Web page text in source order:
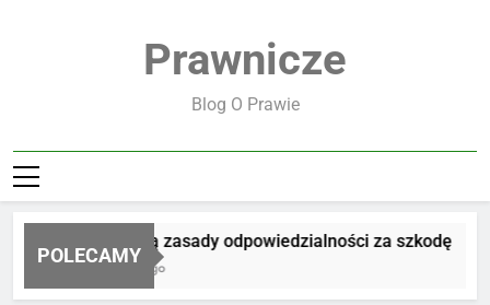
Prawnicze
Blog O Prawie
POLECAMY
Jakie są zasady odpowiedzialności za szkodę
1 Dzień Ago